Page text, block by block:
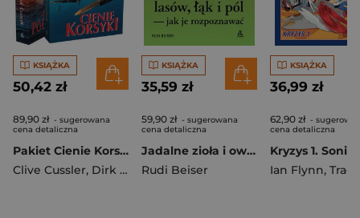
KSIĄŻKA
50,42 zł
89,90 zł - sugerowana
cena detaliczna
Pakiet Cienie Korsyki / Świt półksiężyca
Clive Cussler, Dirk Cussler
KSIĄŻKA
35,59 zł
59,90 zł - sugerowana
cena detaliczna
Jadalne zioła i owoce lasów, łąk i pól — jak je rozpoznawać wyd. 2026
Rudi Beiser
KSIĄŻKA
36,99 zł
62,90 zł -
cena detaliczna
Ian Flynn, Tracy